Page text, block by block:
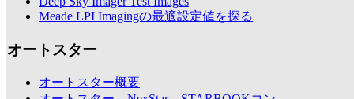
Meade LPI Imagingの最適設定値を探る
オートスター
オートスター概要